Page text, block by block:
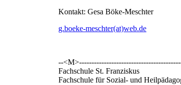
Kontakt: Gesa Böke-Meschter
g.boeke-meschter(at)web.de
--
Fachschule St. Franziskus
Fachschule für Sozial- und